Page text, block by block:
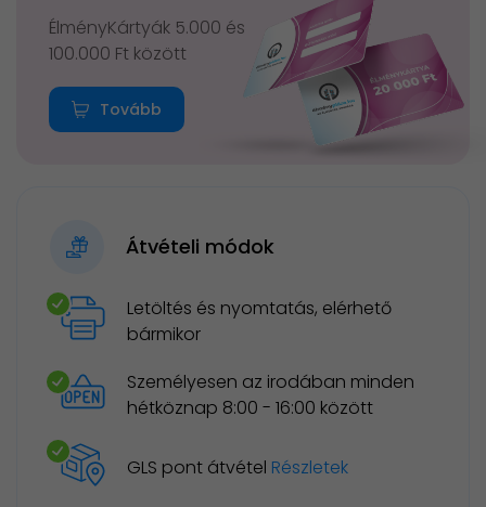
ÉlményKártyák 5.000 és
100.000 Ft között
Tovább
Átvételi módok
Letöltés és nyomtatás, elérhető
bármikor
Személyesen az irodában minden
hétköznap 8:00 - 16:00 között
GLS pont átvétel Részletek